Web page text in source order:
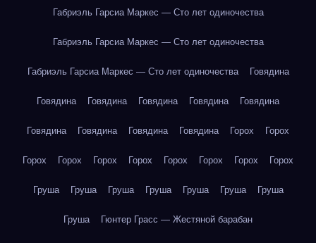
Габриэль Гарсиа Маркес — Сто лет одиночества
Габриэль Гарсиа Маркес — Сто лет одиночества
Габриэль Гарсиа Маркес — Сто лет одиночества Говядина
Говядина Говядина Говядина Говядина Говядина
Говядина Говядина Говядина Говядина Горох Горох
Горох Горох Горох Горох Горох Горох Горох Горох
Груша Груша Груша Груша Груша Груша Груша
Груша Гюнтер Грасс — Жестяной барабан